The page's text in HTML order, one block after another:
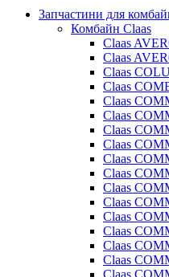
Запчастини для
Комбайн Claas
Claas
Claas
Claas
Claas
Claas
Claas
Claas
Claas
Claas
Claas
Claas
Claas
Claas
Claas
Claas
Claas
Claas